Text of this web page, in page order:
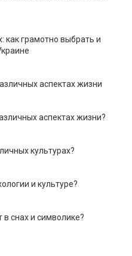
как грамотно выбрать и
аспектах жизни
аспектах жизни?
культурах?
и культуре?
снах и символике?